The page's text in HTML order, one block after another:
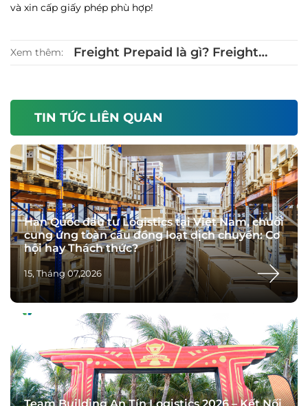
và xin cấp giấy phép phù hợp!
Xem thêm:
Freight Prepaid là gì? Freight
TIN TỨC LIÊN QUAN
Hàn Quốc đầu tư Logistics tại Việt Nam, chuỗi
cung ứng toàn cầu đồng loạt dịch chuyển: Cơ
hội hay Thách thức?
15, Tháng 07,2026
Team Building An Tín Logistics 2026 – Kết Nối